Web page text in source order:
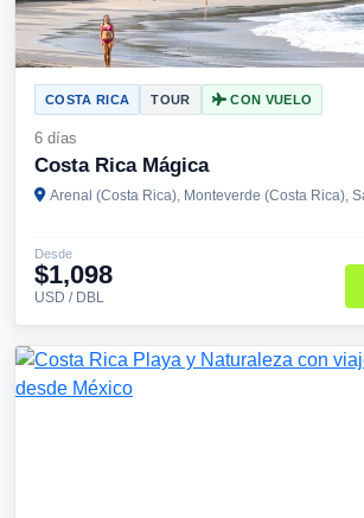
COSTA RICA TOUR CON VUELO
6 días
Costa Rica Mágica
Arenal (Costa Rica), Monteverde (Costa Rica),
Desde
$1,098
USD / DBL